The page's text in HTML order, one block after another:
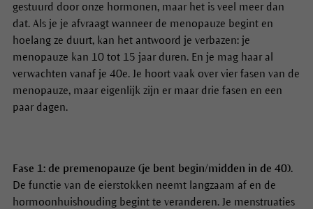
gestuurd door onze hormonen, maar het is veel meer dan
dat. Als je je afvraagt wanneer de menopauze begint en
hoelang ze duurt, kan het antwoord je verbazen: je
menopauze kan 10 tot 15 jaar duren. En je mag haar al
verwachten vanaf je 40e. Je hoort vaak over vier fasen van de
menopauze, maar eigenlijk zijn er maar drie fasen en een
paar dagen.
Fase 1: de premenopauze (je bent begin/midden in de 40).
De functie van de eierstokken neemt langzaam af en de
hormoonhuishouding begint te veranderen. Je menstruaties